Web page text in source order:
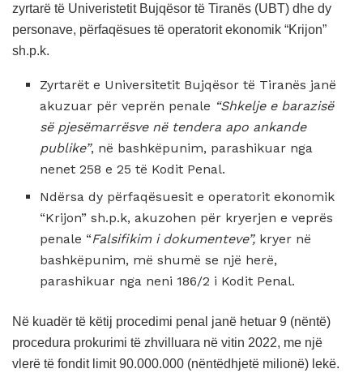
zyrtarë të Univeristetit Bujqësor të Tiranës (UBT) dhe dy
personave, përfaqësues të operatorit ekonomik “Krijon”
sh.p.k.
Zyrtarët e Universitetit Bujqësor të Tiranës janë
akuzuar për veprën penale “Shkelje e barazisë
së pjesëmarrësve në tendera apo ankande
publike”, në bashkëpunim, parashikuar nga
nenet 258 e 25 të Kodit Penal.
Ndërsa dy përfaqësuesit e operatorit ekonomik
“Krijon” sh.p.k, akuzohen për kryerjen e veprës
penale “Falsifikim i dokumenteve”, kryer në
bashkëpunim, më shumë se një herë,
parashikuar nga neni 186/2 i Kodit Penal.
Në kuadër të këtij procedimi penal janë hetuar 9 (nëntë)
procedura prokurimi të zhvilluara në vitin 2022, me një
vlerë të fondit limit 90.000.000 (nëntëdhjetë milionë) lekë.